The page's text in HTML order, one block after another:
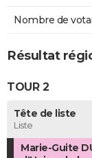
Nombre de
Résultat
TOUR 2
Tête de liste
Liste
Marie-Guite